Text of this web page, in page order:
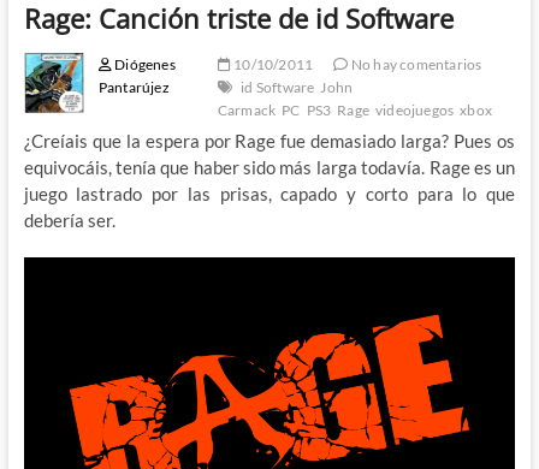
Rage: Canción triste de id Software
Diógenes
Pantarújez
10/10/2011
No hay comentarios
id Software John
Carmack PC PS3 Rage videojuegos xbox
¿Creíais que la espera por Rage fue demasiado larga? Pues os
equivocáis, tenía que haber sido más larga todavía. Rage es un
juego lastrado por las prisas, capado y corto para lo que
debería ser.